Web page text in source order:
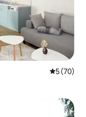
Средна
5 (70)